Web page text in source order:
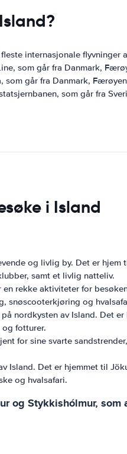
internasjonale flyvninger
som går fra Danmark,
som går fra Danmark,
som går fra
i Island
og livlig by. Det er
samt et livlig natteliv.
rekke aktiviteter for
snøscooterkjøring og
nordkysten av Island. Det
fotturer.
for sine svarte
Island. Det er hjemmet til
og hvalsafari.
og Stykkishólmur,